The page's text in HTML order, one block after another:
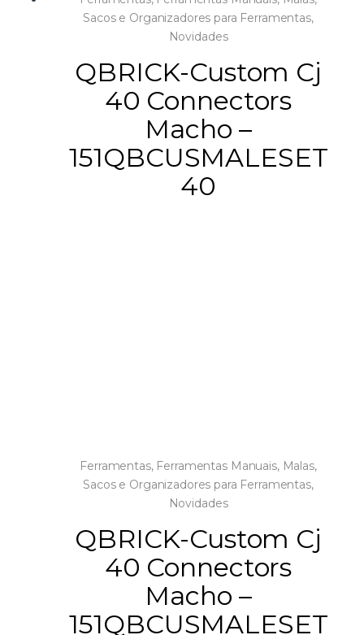
Sacos e Organizadores para Ferramentas,
Novidades
QBRICK-Custom Cj
40 Connectors
Macho –
151QBCUSMALESET
40
Ferramentas, Ferramentas Manuais, Malas,
Sacos e Organizadores para Ferramentas,
Novidades
QBRICK-Custom Cj
40 Connectors
Macho –
151QBCUSMALESET